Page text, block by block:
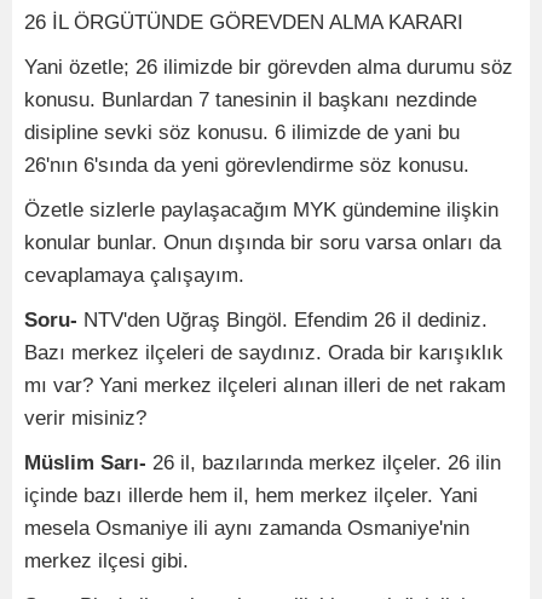
26 İL ÖRGÜTÜNDE GÖREVDEN ALMA KARARI
Yani özetle; 26 ilimizde bir görevden alma durumu söz
konusu. Bunlardan 7 tanesinin il başkanı nezdinde
disipline sevki söz konusu. 6 ilimizde de yani bu
26'nın 6'sında da yeni görevlendirme söz konusu.
Özetle sizlerle paylaşacağım MYK gündemine ilişkin
konular bunlar. Onun dışında bir soru varsa onları da
cevaplamaya çalışayım.
Soru- NTV'den Uğraş Bingöl. Efendim 26 il dediniz.
Bazı merkez ilçeleri de saydınız. Orada bir karışıklık
mı var? Yani merkez ilçeleri alınan illeri de net rakam
verir misiniz?
Müslim Sarı- 26 il, bazılarında merkez ilçeler. 26 ilin
içinde bazı illerde hem il, hem merkez ilçeler. Yani
mesela Osmaniye ili aynı zamanda Osmaniye'nin
merkez ilçesi gibi.